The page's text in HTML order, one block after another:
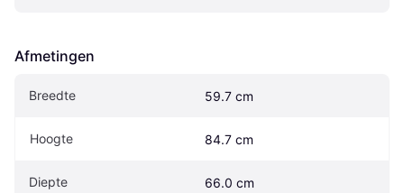
Afmetingen
Breedte 59.7 cm
Hoogte 84.7 cm
Diepte 66.0 cm